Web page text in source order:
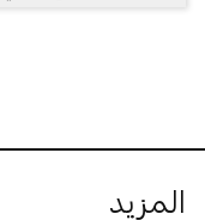
المزيد